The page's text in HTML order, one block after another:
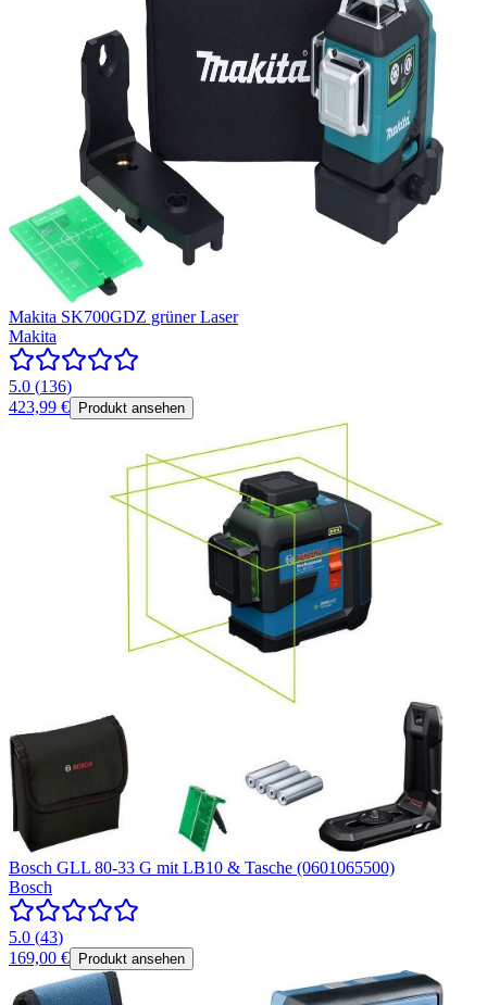
Makita SK700GDZ grüner Laser
Makita
5.0 (136)
423,99 €
Produkt ansehen
Bosch GLL 80-33 G mit LB10 & Tasche (0601065500)
Bosch
5.0 (43)
169,00 €
Produkt ansehen